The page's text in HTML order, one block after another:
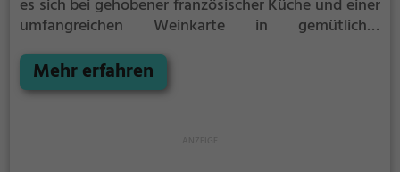
es sich bei gehobener französischer Küche und einer
umfangreichen Weinkarte in gemütlicher
mediterran oder kontinental, hier ist für jeden
Geschmack etwas dabei. Auch Liebhaber gesunder
Mehr erfahren